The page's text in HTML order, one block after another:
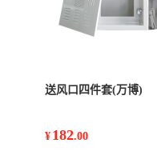
送风口四件套(万博)
¥ 182.00